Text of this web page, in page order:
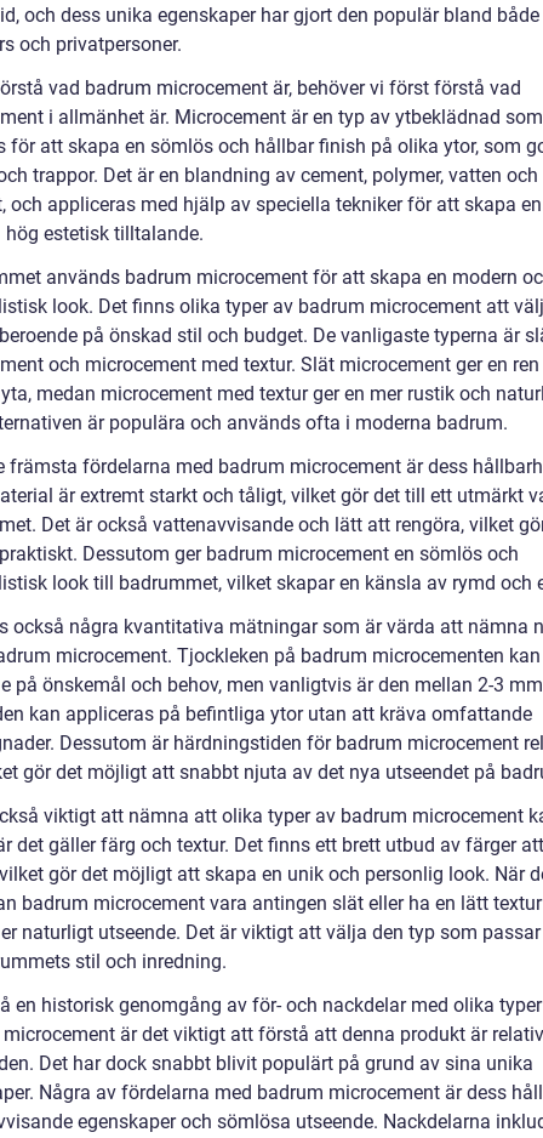
och dess unika egenskaper har gjort den populär bland både
och privatpersoner.
vad badrum microcement är, behöver vi först förstå vad
i allmänhet är. Microcement är en typ av ytbeklädnad som
för att skapa en sömlös och hållbar finish på olika ytor, som
trappor. Det är en blandning av cement, polymer, vatten och
och appliceras med hjälp av speciella tekniker för att skapa
hög estetisk tilltalande.
används badrum microcement för att skapa en modern
look. Det finns olika typer av badrum microcement att
på önskad stil och budget. De vanligaste typerna är
och microcement med textur. Slät microcement ger en
medan microcement med textur ger en mer rustik och
är populära och används ofta i moderna badrum.
främsta fördelarna med badrum microcement är dess
är extremt starkt och tåligt, vilket gör det till ett utmärkt
Det är också vattenavvisande och lätt att rengöra, vilket
Dessutom ger badrum microcement en sömlös och
look till badrummet, vilket skapar en känsla av rymd och
också några kvantitativa mätningar som är värda att nämna
microcement. Tjockleken på badrum microcementen
på önskemål och behov, men vanligtvis är den mellan 2-3
kan appliceras på befintliga ytor utan att kräva omfattande
Dessutom är härdningstiden för badrum microcement
gör det möjligt att snabbt njuta av det nya utseendet på
viktigt att nämna att olika typer av badrum microcement
det gäller färg och textur. Det finns ett brett utbud av färger
gör det möjligt att skapa en unik och personlig look. När
badrum microcement vara antingen slät eller ha en lätt
naturligt utseende. Det är viktigt att välja den typ som
stil och inredning.
en historisk genomgång av för- och nackdelar med olika
är det viktigt att förstå att denna produkt är
Det har dock snabbt blivit populärt på grund av sina unika
Några av fördelarna med badrum microcement är dess
egenskaper och sömlösa utseende. Nackdelarna